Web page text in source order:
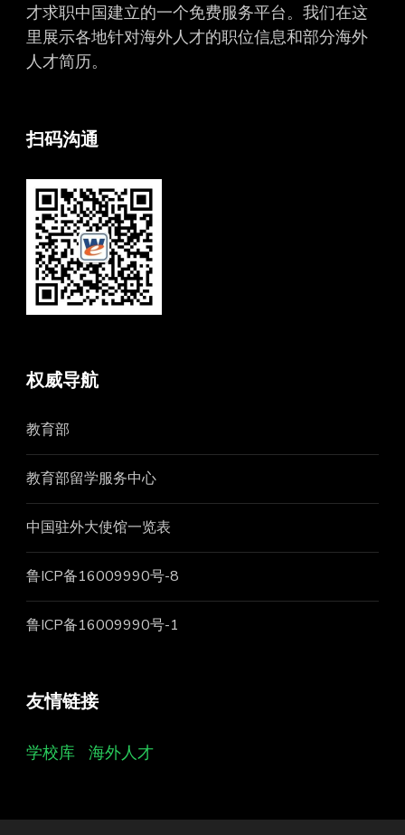
才求职中国建立的一个免费服务平台。我们在这
里展示各地针对海外人才的职位信息和部分海外
人才简历。
扫码沟通
权威导航
教育部
教育部留学服务中心
中国驻外大使馆一览表
鲁ICP备16009990号-8
鲁ICP备16009990号-1
友情链接
学校库 海外人才